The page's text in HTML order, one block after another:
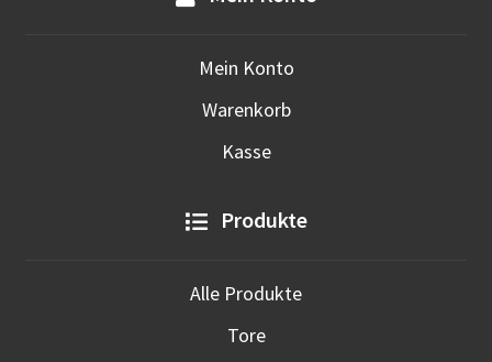
Mein Konto
Warenkorb
Kasse
Produkte
Alle Produkte
Tore